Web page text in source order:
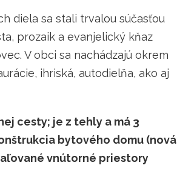
diela sa stali trvalou súčasťou
prozaik a evanjelický kňaz
V obci sa nachádzajú okrem
ihriská, autodielňa, ako aj
cesty; je z tehly a má 3
bytového domu (nová
vnútorné priestory